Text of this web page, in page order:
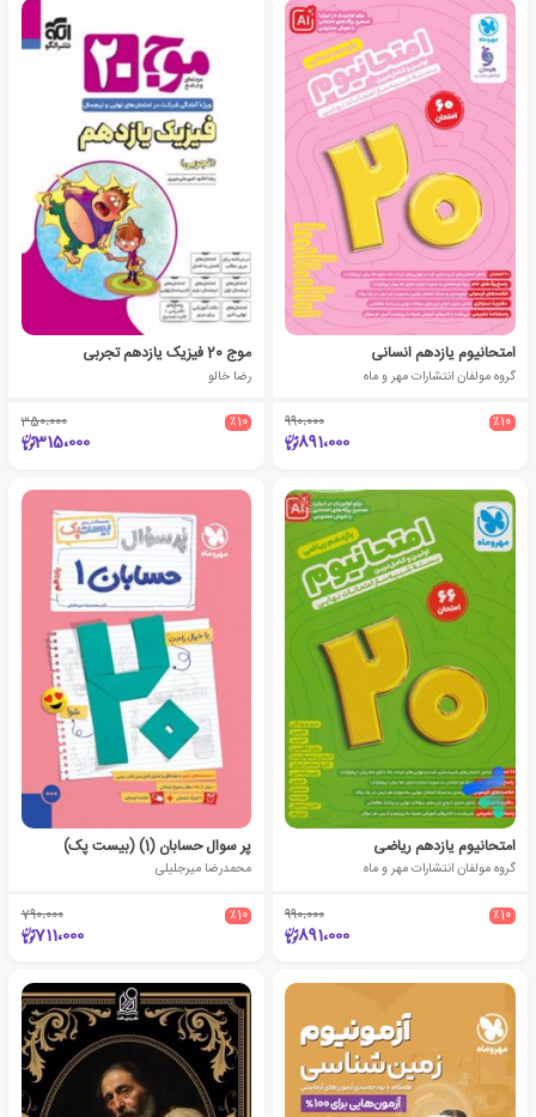
امتحانیوم یازدهم انسانی
گروه مولفان انتشارات مهر و ماه
٪10 990،000
891،000
موج 20 فیزیک یازدهم تجربی
رضا خالو
٪10 350،000
315،000
امتحانیوم یازدهم ریاضی
گروه مولفان انتشارات مهر و ماه
٪10 990،000
891،000
پر سوال حسابان (1) (بیست پک)
محمدرضا میرجلیلی
٪10 790،000
711،000